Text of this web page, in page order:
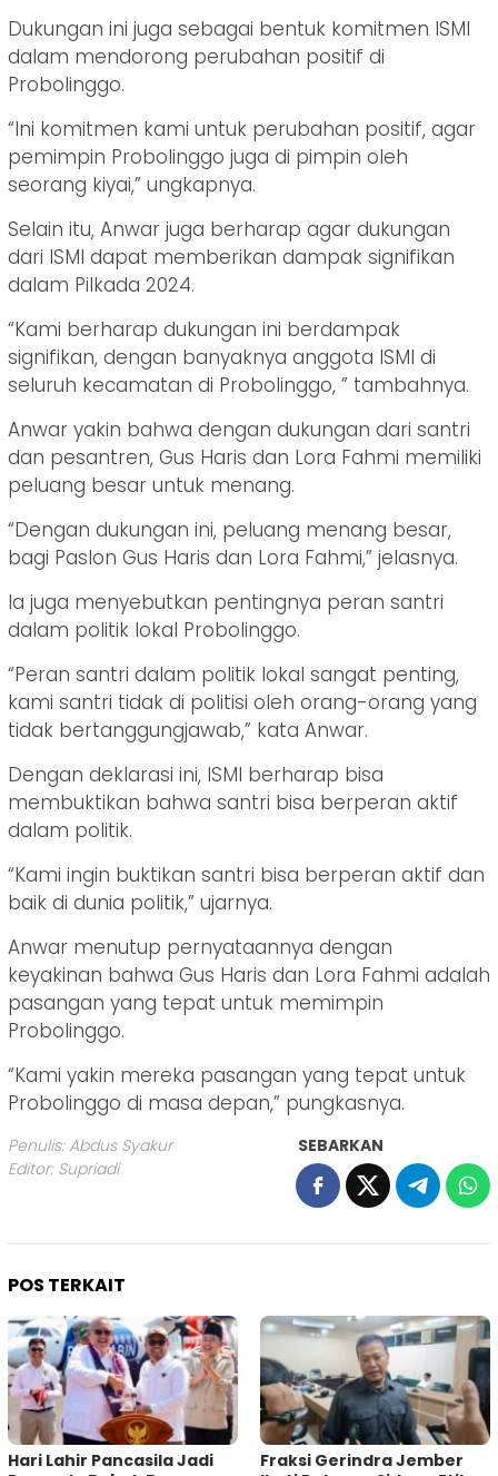
Dukungan ini juga sebagai bentuk komitmen ISMI
dalam mendorong perubahan positif di
Probolinggo.
“Ini komitmen kami untuk perubahan positif, agar
pemimpin Probolinggo juga di pimpin oleh
seorang kiyai,” ungkapnya.
Selain itu, Anwar juga berharap agar dukungan
dari ISMI dapat memberikan dampak signifikan
dalam Pilkada 2024.
“Kami berharap dukungan ini berdampak
signifikan, dengan banyaknya anggota ISMI di
seluruh kecamatan di Probolinggo, ” tambahnya.
Anwar yakin bahwa dengan dukungan dari santri
dan pesantren, Gus Haris dan Lora Fahmi memiliki
peluang besar untuk menang.
“Dengan dukungan ini, peluang menang besar,
bagi Paslon Gus Haris dan Lora Fahmi,” jelasnya.
Ia juga menyebutkan pentingnya peran santri
dalam politik lokal Probolinggo.
“Peran santri dalam politik lokal sangat penting,
kami santri tidak di politisi oleh orang-orang yang
tidak bertanggungjawab,” kata Anwar.
Dengan deklarasi ini, ISMI berharap bisa
membuktikan bahwa santri bisa berperan aktif
dalam politik.
“Kami ingin buktikan santri bisa berperan aktif dan
baik di dunia politik,” ujarnya.
Anwar menutup pernyataannya dengan
keyakinan bahwa Gus Haris dan Lora Fahmi adalah
pasangan yang tepat untuk memimpin
Probolinggo.
“Kami yakin mereka pasangan yang tepat untuk
Probolinggo di masa depan,” pungkasnya.
Penulis: Abdus Syakur
Editor: Supriadi
SEBARKAN
POS TERKAIT
Hari Lahir Pancasila Jadi
Fraksi Gerindra Jember